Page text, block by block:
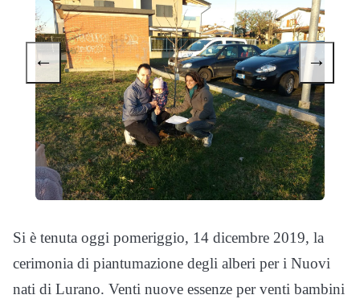
← →
Si è tenuta oggi pomeriggio, 14 dicembre 2019, la
cerimonia di piantumazione degli alberi per i Nuovi
nati di Lurano. Venti nuove essenze per venti bambini